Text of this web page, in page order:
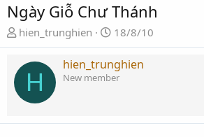
Ngày Giỗ Chư Thánh
N
g
ư
h
hien_trunghien
N
g
à
y
i
18/8/10
H
hien_trunghien
New member